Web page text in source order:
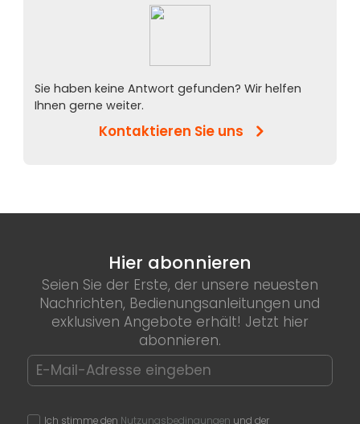
Sie haben keine Antwort gefunden? Wir helfen
Ihnen gerne weiter.
Kontaktieren Sie uns
Hier abonnieren
Seien Sie der Erste, der unsere neuesten
Nachrichten, Bedienungsanleitungen und
exklusiven Angebote erhält! Jetzt hier
abonnieren.
Ich stimme den Nutzungsbedingungen und der